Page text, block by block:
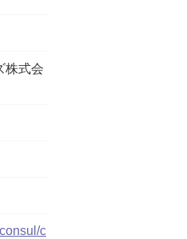
株式会
c